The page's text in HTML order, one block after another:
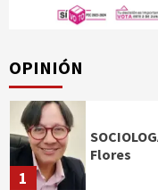
OPINIÓN
1
Flores